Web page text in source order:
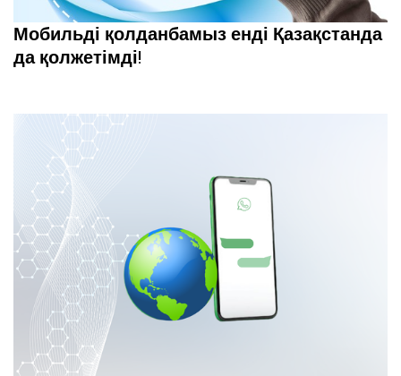
Мобильді қолданбамыз енді Қазақстанда
да қолжетімді!